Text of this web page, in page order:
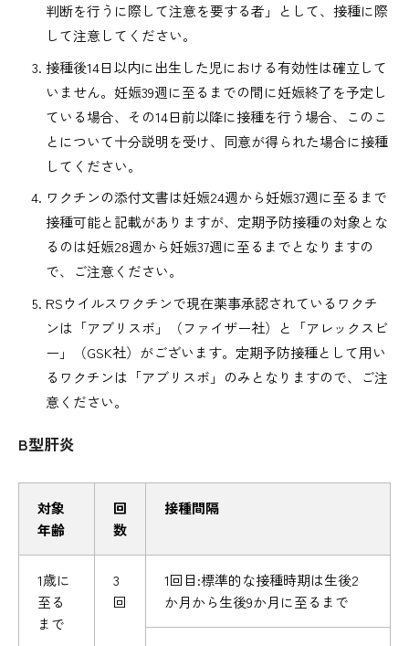
判断を行うに際して注意を要する者」として、接種に際
して注意してください。
接種後14日以内に出生した児における有効性は確立して
いません。妊娠39週に至るまでの間に妊娠終了を予定し
ている場合、その14日前以降に接種を行う場合、このこ
とについて十分説明を受け、同意が得られた場合に接種
してください。
ワクチンの添付文書は妊娠24週から妊娠37週に至るまで
接種可能と記載がありますが、定期予防接種の対象とな
るのは妊娠28週から妊娠37週に至るまでとなりますの
で、ご注意ください。
RSウイルスワクチンで現在薬事承認されているワクチ
ンは「アブリスボ」（ファイザー社）と「アレックスビ
ー」（GSK社）がございます。定期予防接種として用い
るワクチンは「アブリスボ」のみとなりますので、ご注
意ください。
B型肝炎
対象
年齢
回
数
接種間隔
1歳に
至る
まで
3
回
1回目:標準的な接種時期は生後2
か月から生後9か月に至るまで